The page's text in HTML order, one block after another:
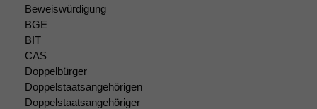
Beweiswürdigung
BGE
BIT
CAS
Doppelbürger
Doppelstaatsangehörigen
Doppelstaatsangehöriger